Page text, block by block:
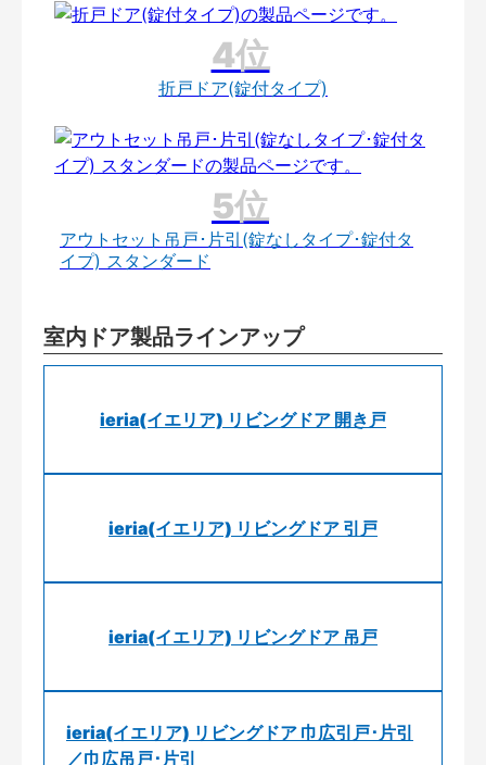
折戸ドア(錠付タイプ)
アウトセット吊戸･片引(錠なしタイプ･錠付タ
イプ) スタンダード
室内ドア製品ラインアップ
ieria(イエリア) リビングドア 開き戸
ieria(イエリア) リビングドア 引戸
ieria(イエリア) リビングドア 吊戸
ieria(イエリア) リビングドア 巾広引戸･片引
／巾広吊戸･片引